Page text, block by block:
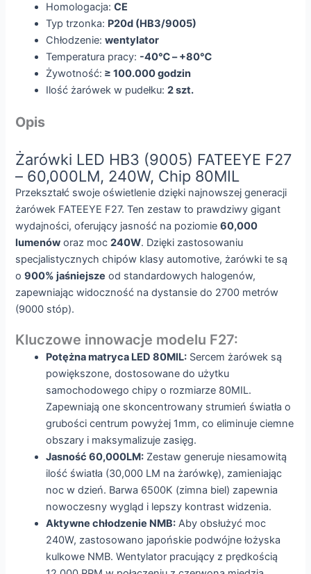
Homologacja:CE
Typ trzonka: P20d (HB3/9005)
Chłodzenie:wentylator
Temperatura pracy: -40℃ – +80℃
Żywotność: ≥ 100.000 godzin
Ilość żarówek w pudełku:2 szt.
Opis
Żarówki LED HB3 (9005) FATEEYE F27
– 60,000LM, 240W, Chip 80MIL
Przekształć swoje oświetlenie dzięki najnowszej generacji
żarówek FATEEYE F27. Ten zestaw to prawdziwy gigant
wydajności, oferujący jasność na poziomie60,000
lumenów oraz moc240W. Dzięki zastosowaniu
specjalistycznych chipów klasy automotive, żarówki te są
o900% jaśniejsze od standardowych halogenów,
zapewniając widoczność na dystansie do 2700 metrów
(9000 stóp).
Kluczowe innowacje modelu F27:
Potężna matryca LED 80MIL: Sercem żarówek są
powiększone, dostosowane do użytku
samochodowego chipy o rozmiarze 80MIL.
Zapewniają one skoncentrowany strumień światła o
grubości centrum powyżej 1mm, co eliminuje ciemne
obszary i maksymalizuje zasięg.
Jasność 60,000LM: Zestaw generuje niesamowitą
ilość światła (30,000 LM na żarówkę), zamieniając
noc w dzień. Barwa 6500K (zimna biel) zapewnia
nowoczesny wygląd i lepszy kontrast widzenia.
Aktywne chłodzenie NMB: Aby obsłużyć moc
240W, zastosowano japońskie podwójne łożyska
kulkowe NMB. Wentylator pracujący z prędkością